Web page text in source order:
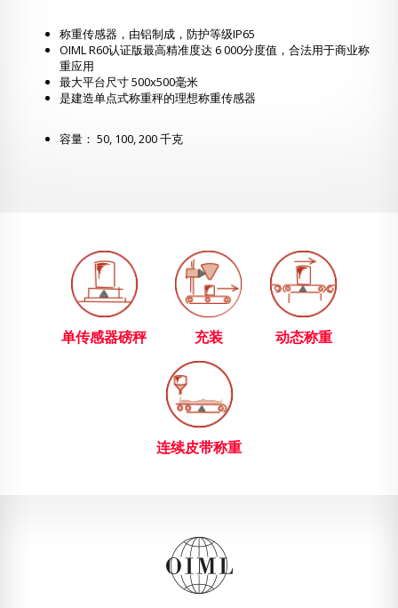
称重传感器，由铝制成，防护等级IP65
OIML R60认证版最高精准度达 6 000分度值，合法用于商业称
重应用
最大平台尺寸 500x500毫米
是建造单点式称重秤的理想称重传感器
容量： 50, 100, 200 千克
单传感器磅秤 充装 动态称重
连续皮带称重